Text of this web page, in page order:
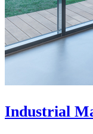
Industrial